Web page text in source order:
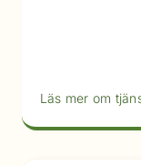
Läs mer om